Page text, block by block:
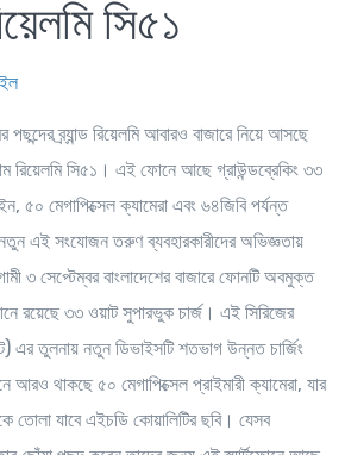
সি৫১
পছন্দের ব্র্যান্ড রিয়েলমি আবারও বাজারে নিয়ে আসছে
সি৫১। এই ফোনে আছে গ্রাউন্ডব্রেকিং ৩৩
৫০ মেগাপিক্সেল ক্যামেরা এবং ৬৪জিবি পর্যন্ত
এই সংযোজন তরুণ ব্যবহারকারীদের অভিজ্ঞতায়
৩ সেপ্টেম্বর বাংলাদেশের বাজারে ফোনটি অবমুক্ত
রয়েছে ৩৩ ওয়াট সুপারভুক চার্জ। এই সিরিজের
এর তুলনায় নতুন ডিভাইসটি শতভাগ উন্নত চার্জিং
থাকছে ৫০ মেগাপিক্সেল প্রাইমারী ক্যামেরা, যার
তোলা যাবে এইচডি কোয়ালিটির ছবি। যেসব